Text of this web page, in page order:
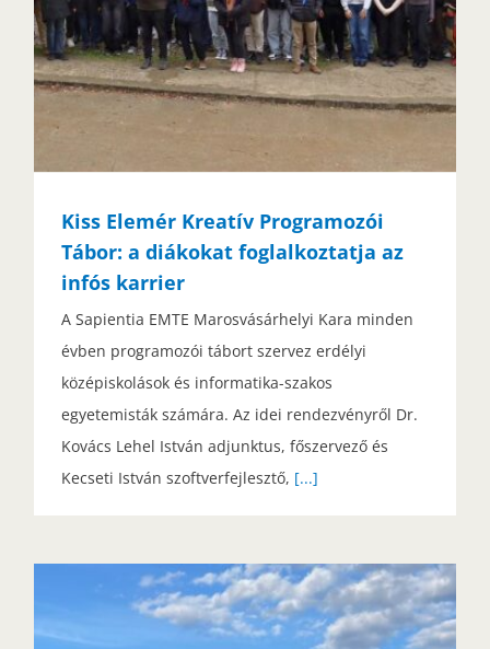
Kiss Elemér Kreatív Programozói
Tábor: a diákokat foglalkoztatja az
infós karrier
A Sapientia EMTE Marosvásárhelyi Kara minden
évben programozói tábort szervez erdélyi
középiskolások és informatika-szakos
egyetemisták számára. Az idei rendezvényről Dr.
Kovács Lehel István adjunktus, főszervező és
Kecseti István szoftverfejlesztő, [...]